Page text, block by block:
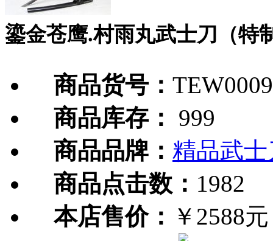
鎏金苍鹰.村雨丸武士刀（特
商品货号：
商品库存：
999
商品品牌： 精品武士
商品点击数： 1982
本店售价： ￥2588元